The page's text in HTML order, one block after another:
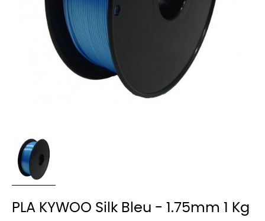
PLA KYWOO Silk Bleu - 1.75mm 1 Kg